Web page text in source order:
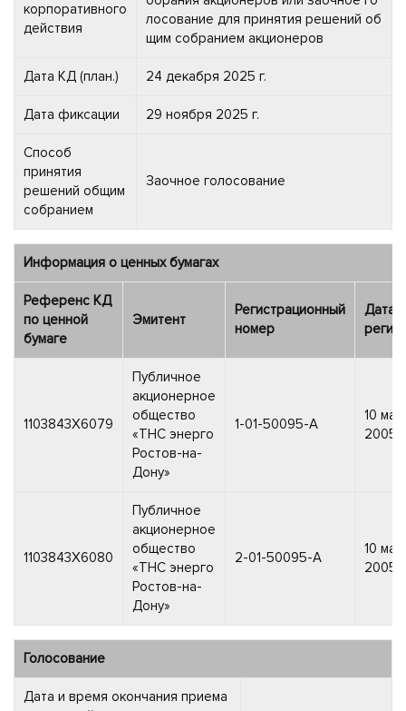
корпоративного
действия
лосование для принятия решений об
щим собранием акционеров
Дата КД (план.) 24 декабря 2025 г.
Дата фиксации 29 ноября 2025 г.
Способ
принятия
решений общим
собранием
Заочное голосование
Информация о ценных бумагах
Референс КД
по ценной
бумаге
Эмитент
Регистрационный
номер
Дата
1103843X6079
Публичное
акционерное
общество
«ТНС энерго
Ростов-на-
Дону»
1-01-50095-A
10
2005
1103843X6080
Публичное
акционерное
общество
«ТНС энерго
Ростов-на-
Дону»
2-01-50095-A
10
2005
Голосование
Дата и время окончания приема